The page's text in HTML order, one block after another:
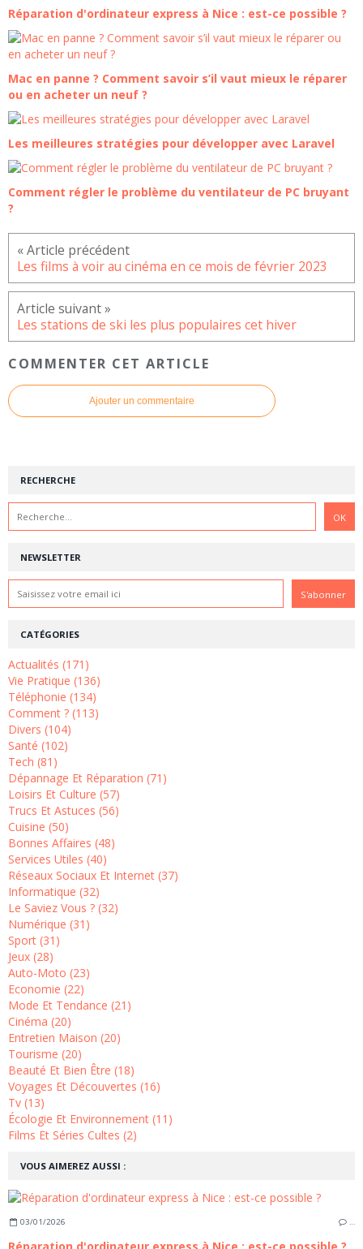
Réparation d'ordinateur express à Nice : est-ce possible ?
Mac en panne ? Comment savoir s’il vaut mieux le réparer
ou en acheter un neuf ?
Les meilleures stratégies pour développer avec Laravel
Comment régler le problème du ventilateur de PC bruyant
?
Les films à voir au cinéma en ce mois de février 2023
Les stations de ski les plus populaires cet hiver
COMMENTER CET ARTICLE
Ajouter un commentaire
NEWSLETTER
RECHERCHE
VOUS AIMEREZ AUSSI :
03/01/2026 …
CATÉGORIES
Actualités (171)
Vie Pratique (136)
Téléphonie (134)
Comment ? (113)
Divers (104)
Santé (102)
Tech (81)
Dépannage Et Réparation (71)
Loisirs Et Culture (57)
Trucs Et Astuces (56)
Cuisine (50)
Bonnes Affaires (48)
Services Utiles (40)
Réseaux Sociaux Et Internet (37)
Informatique (32)
Le Saviez Vous ? (32)
Numérique (31)
Sport (31)
Jeux (28)
Auto-Moto (23)
Economie (22)
Mode Et Tendance (21)
Cinéma (20)
Entretien Maison (20)
Tourisme (20)
Beauté Et Bien Être (18)
Voyages Et Découvertes (16)
Tv (13)
Écologie Et Environnement (11)
Films Et Séries Cultes (2)